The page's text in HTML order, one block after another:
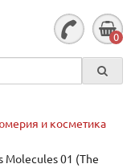
0
и косметика
Molecules 01 (The